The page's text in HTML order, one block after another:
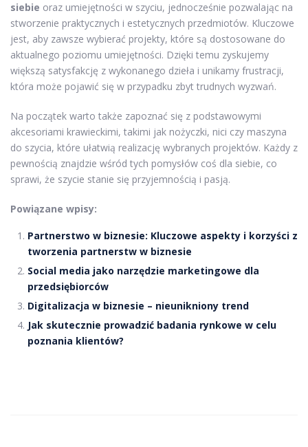
siebie oraz umiejętności w szyciu, jednocześnie pozwalając na
stworzenie praktycznych i estetycznych przedmiotów. Kluczowe
jest, aby zawsze wybierać projekty, które są dostosowane do
aktualnego poziomu umiejętności. Dzięki temu zyskujemy
większą satysfakcję z wykonanego dzieła i unikamy frustracji,
która może pojawić się w przypadku zbyt trudnych wyzwań.
Na początek warto także zapoznać się z podstawowymi
akcesoriami krawieckimi, takimi jak nożyczki, nici czy maszyna
do szycia, które ułatwią realizację wybranych projektów. Każdy z
pewnością znajdzie wśród tych pomysłów coś dla siebie, co
sprawi, że szycie stanie się przyjemnością i pasją.
Powiązane wpisy:
Partnerstwo w biznesie: Kluczowe aspekty i korzyści z
tworzenia partnerstw w biznesie
Social media jako narzędzie marketingowe dla
przedsiębiorców
Digitalizacja w biznesie – nieunikniony trend
Jak skutecznie prowadzić badania rynkowe w celu
poznania klientów?